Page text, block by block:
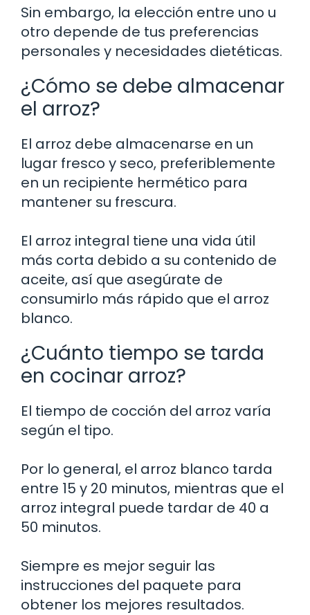
Sin embargo, la elección entre uno u
otro depende de tus preferencias
personales y necesidades dietéticas.
¿Cómo se debe almacenar
el arroz?
El arroz debe almacenarse en un
lugar fresco y seco, preferiblemente
en un recipiente hermético para
mantener su frescura.
El arroz integral tiene una vida útil
más corta debido a su contenido de
aceite, así que asegúrate de
consumirlo más rápido que el arroz
blanco.
¿Cuánto tiempo se tarda
en cocinar arroz?
El tiempo de cocción del arroz varía
según el tipo.
Por lo general, el arroz blanco tarda
entre 15 y 20 minutos, mientras que el
arroz integral puede tardar de 40 a
50 minutos.
Siempre es mejor seguir las
instrucciones del paquete para
obtener los mejores resultados.